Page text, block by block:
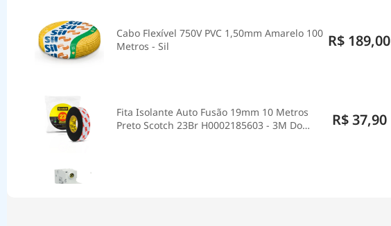
Cabo Flexível 750V PVC 1,50mm Amarelo 100
Metros - Sil
R$ 189,00
Fita Isolante Auto Fusão 19mm 10 Metros
Preto Scotch 23Br H0002185603 - 3M Do
R$ 37,90